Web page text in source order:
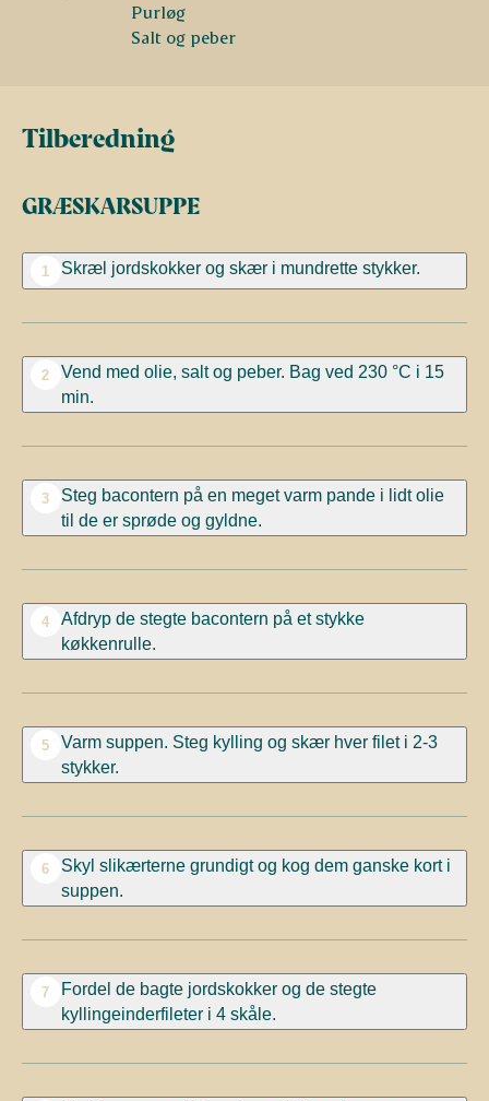
Purløg
Salt og peber
Tilberedning
GRÆSKARSUPPE
1 Skræl jordskokker og skær i mundrette stykker.
2
Vend med olie, salt og peber. Bag ved 230 °C i 15
min.
3
Steg bacontern på en meget varm pande i lidt olie
til de er sprøde og gyldne.
4
Afdryp de stegte bacontern på et stykke
køkkenrulle.
5
Varm suppen. Steg kylling og skær hver filet i 2-3
stykker.
6
Skyl slikærterne grundigt og kog dem ganske kort i
suppen.
7
Fordel de bagte jordskokker og de stegte
kyllingeinderfileter i 4 skåle.